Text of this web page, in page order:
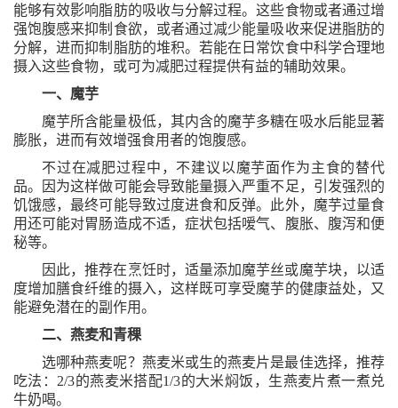
能够有效影响脂肪的吸收与分解过程。这些食物或者通过增
强饱腹感来抑制食欲，或者通过减少能量吸收来促进脂肪的
分解，进而抑制脂肪的堆积。若能在日常饮食中科学合理地
摄入这些食物，或可为减肥过程提供有益的辅助效果。
一、魔芋
魔芋所含能量极低，其内含的魔芋多糖在吸水后能显著
膨胀，进而有效增强食用者的饱腹感。
不过在减肥过程中，不建议以魔芋面作为主食的替代
品。因为这样做可能会导致能量摄入严重不足，引发强烈的
饥饿感，最终可能导致过度进食和反弹。此外，魔芋过量食
用还可能对胃肠造成不适，症状包括嗳气、腹胀、腹泻和便
秘等。
因此，推荐在烹饪时，适量添加魔芋丝或魔芋块，以适
度增加膳食纤维的摄入，这样既可享受魔芋的健康益处，又
能避免潜在的副作用。
二、燕麦和青稞
选哪种燕麦呢？燕麦米或生的燕麦片是最佳选择，推荐
吃法： 2/3的燕麦米搭配1/3的大米焖饭，生燕麦片煮一煮兑
牛奶喝。